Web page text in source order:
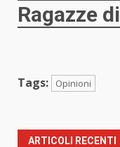
Ragazze
Tags: Opinioni
ARTICOLI RECENTI